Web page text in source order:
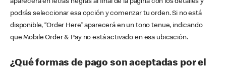
aparecerá en letras negras al final de la página con los detalles y
podrás seleccionar esa opción y comenzar tu orden. Si no está
disponible, “Order Here” aparecerá en un tono tenue, indicando
que Mobile Order & Pay no está activado en esa ubicación.
¿Qué formas de pago son aceptadas por el